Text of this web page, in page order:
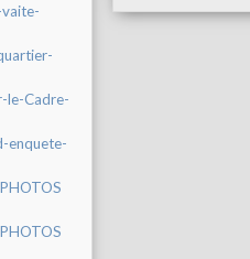
le-Cadre-
enquete-